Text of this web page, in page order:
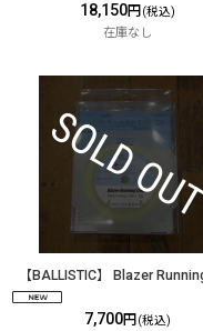
18,150円 (税込)
在庫なし
【BALLISTIC】 Blazer
7,700円 (税込)